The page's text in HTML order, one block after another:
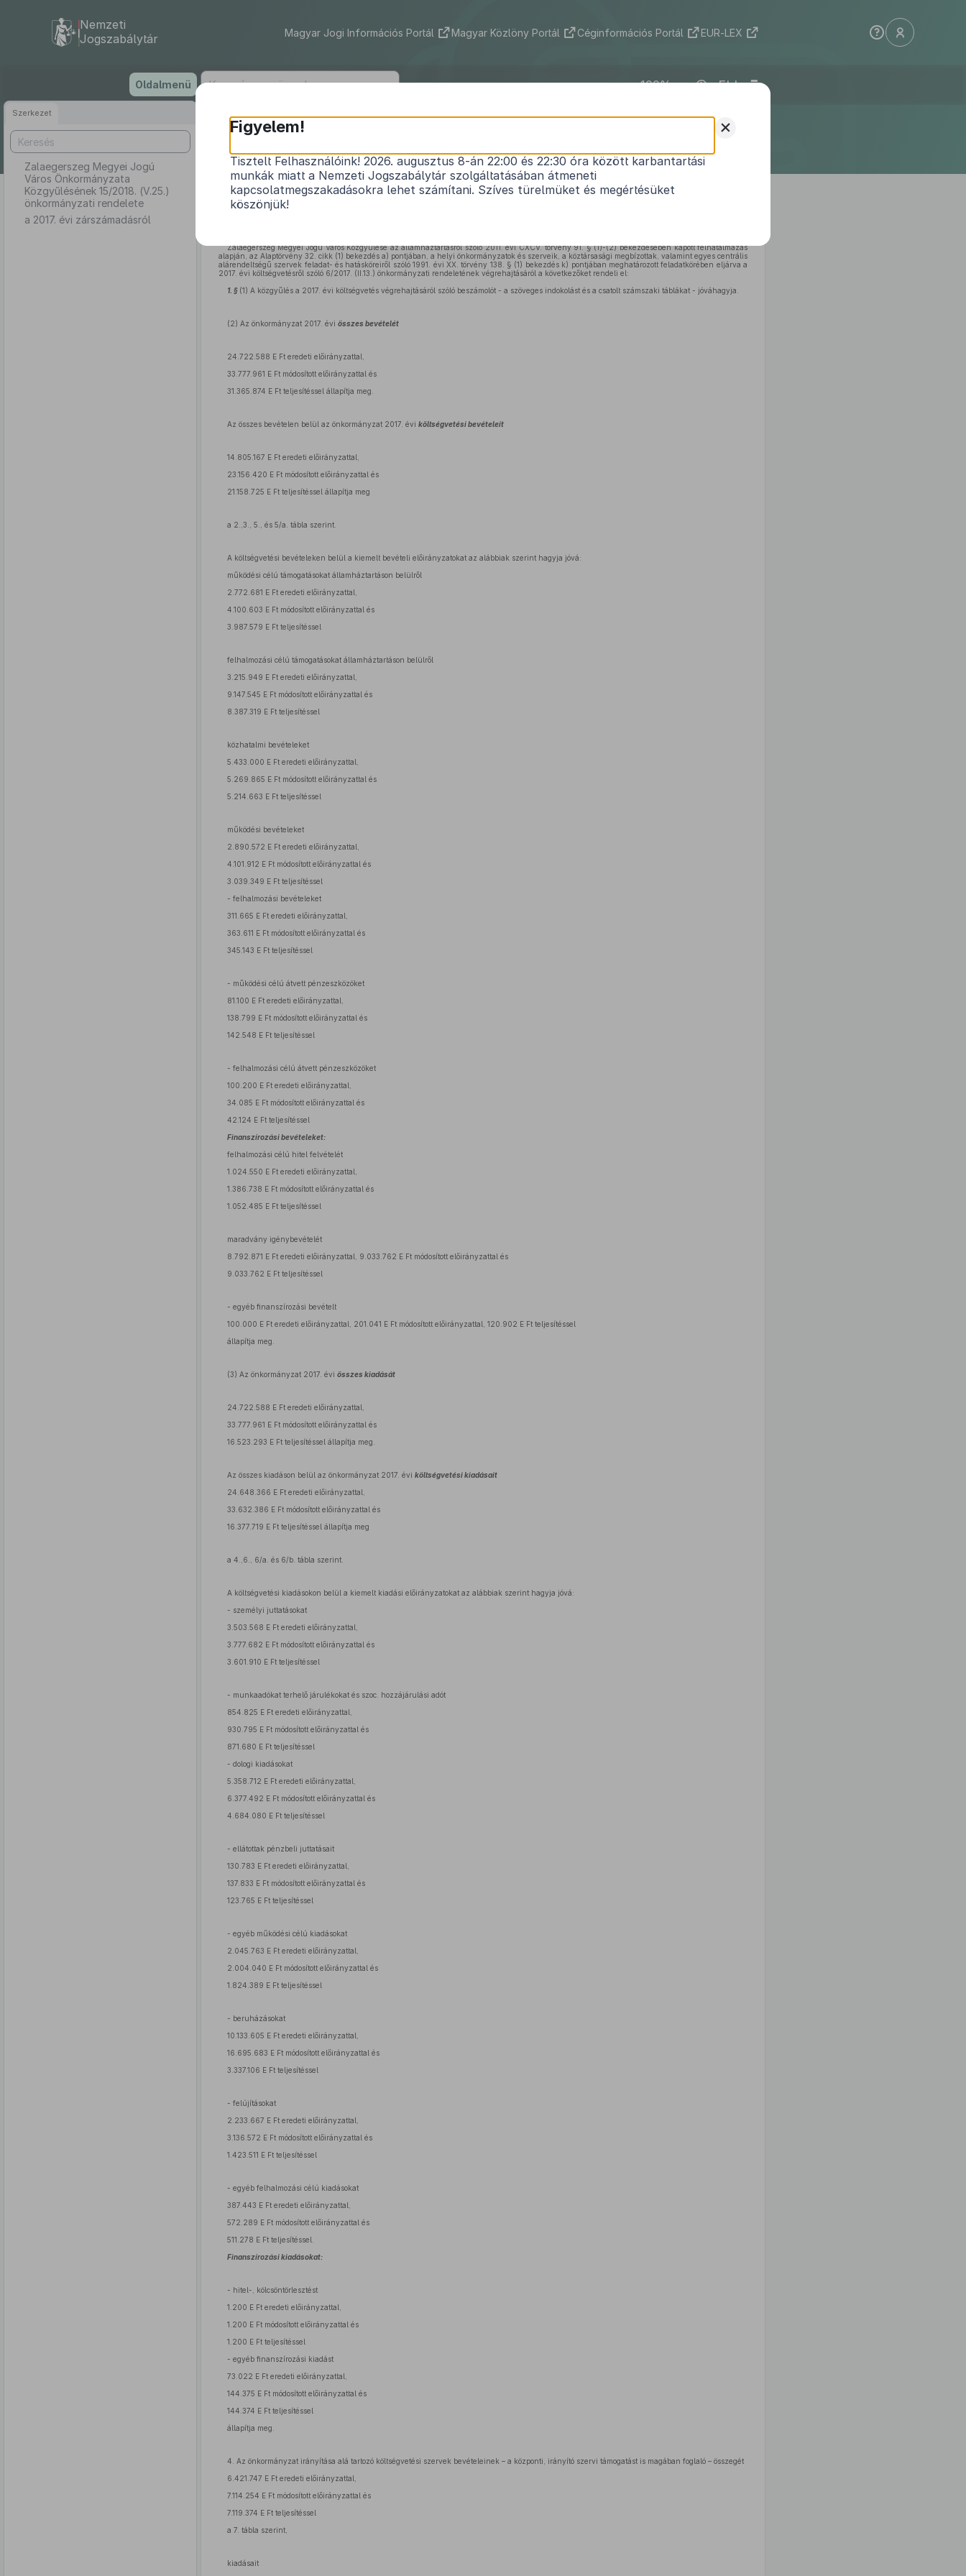
tartalomra
Nemzeti
Jogszabálytár
Magyar Jogi Információs Portál Magyar Közlöny Portál Céginformációs Portál EUR-LEX
Oldalmenü ELI
Szerkezet
Zalaegerszeg Megyei Jogú
Város Önkormányzata
Közgyűlésének 15/2018. (V.25.)
önkormányzati rendelete
a 2017. évi zárszámadásról
Zalaegerszeg Önkormányzat Képviselő-testületének
a 2017. évi zárszámadásról szóló
Zalaegerszeg Megyei Jogú Város Közgyűlése az államháztartásról szóló 2011. évi CXCV. törvény 91. § (1)-(2) bekezdésében kapott felhatalmazás
alapján, az Alaptörvény 32. cikk (1) bekezdés a) pontjában, a helyi önkormányzatok és szerveik, a köztársasági megbízottak, valamint egyes centrális
alárendeltségű szervek feladat- és hatásköreiről szóló 1991. évi XX. törvény 138. § (1) bekezdés k) pontjában meghatározott feladatkörében eljárva a
2017. évi költségvetésről szóló 6/2017. (II.13.) önkormányzati rendeletének végrehajtásáról a következőket rendeli el:
1. § (1) A közgyűlés a 2017. évi költségvetés végrehajtásáról szóló beszámolót - a szöveges indokolást és a csatolt számszaki táblákat - jóváhagyja.
(2) Az önkormányzat 2017. évi összes bevételét
24.722.588 E Ft eredeti előirányzattal,
33.777.961 E Ft módosított előirányzattal és
31.365.874 E Ft teljesítéssel állapítja meg.
Az összes bevételen belül az önkormányzat 2017. évi költségvetési bevételeit
14.805.167 E Ft eredeti előirányzattal,
23.156.420 E Ft módosított előirányzattal és
21.158.725 E Ft teljesítéssel állapítja meg
a 2.,3., 5., és 5/a. tábla szerint.
A költségvetési bevételeken belül a kiemelt bevételi előirányzatokat az alábbiak szerint hagyja jóvá:
működési célú támogatásokat államháztartáson belülről
2.772.681 E Ft eredeti előirányzattal,
4.100.603 E Ft módosított előirányzattal és
3.987.579 E Ft teljesítéssel
felhalmozási célú támogatásokat államháztartáson belülről
3.215.949 E Ft eredeti előirányzattal,
9.147.545 E Ft módosított előirányzattal és
8.387.319 E Ft teljesítéssel
közhatalmi bevételeket
5.433.000 E Ft eredeti előirányzattal,
5.269.865 E Ft módosított előirányzattal és
5.214.663 E Ft teljesítéssel
működési bevételeket
2.890.572 E Ft eredeti előirányzattal,
4.101.912 E Ft módosított előirányzattal és
3.039.349 E Ft teljesítéssel
- felhalmozási bevételeket
311.665 E Ft eredeti előirányzattal,
363.611 E Ft módosított előirányzattal és
345.143 E Ft teljesítéssel
- működési célú átvett pénzeszközöket
81.100 E Ft eredeti előirányzattal,
138.799 E Ft módosított előirányzattal és
142.548 E Ft teljesítéssel
- felhalmozási célú átvett pénzeszközöket
100.200 E Ft eredeti előirányzattal,
34.085 E Ft módosított előirányzattal és
42.124 E Ft teljesítéssel
Finanszírozási bevételeket:
felhalmozási célú hitel felvételét
1.024.550 E Ft eredeti előirányzattal,
1.386.738 E Ft módosított előirányzattal és
1.052.485 E Ft teljesítéssel
maradvány igénybevételét
8.792.871 E Ft eredeti előirányzattal, 9.033.762 E Ft módosított előirányzattal és
9.033.762 E Ft teljesítéssel
- egyéb finanszírozási bevételt
100.000 E Ft eredeti előirányzattal, 201.041 E Ft módosított előirányzattal, 120.902 E Ft teljesítéssel
állapítja meg.
(3) Az önkormányzat 2017. évi összes kiadását
24.722.588 E Ft eredeti előirányzattal,
33.777.961 E Ft módosított előirányzattal és
16.523.293 E Ft teljesítéssel állapítja meg.
Az összes kiadáson belül az önkormányzat 2017. évi költségvetési kiadásait
24.648.366 E Ft eredeti előirányzattal,
33.632.386 E Ft módosított előirányzattal és
16.377.719 E Ft teljesítéssel állapítja meg
a 4.,6., 6/a. és 6/b. tábla szerint.
A költségvetési kiadásokon belül a kiemelt kiadási előirányzatokat az alábbiak szerint hagyja jóvá:
- személyi juttatásokat
3.503.568 E Ft eredeti előirányzattal,
3.777.682 E Ft módosított előirányzattal és
3.601.910 E Ft teljesítéssel
- munkaadókat terhelő járulékokat és szoc. hozzájárulási adót
854.825 E Ft eredeti előirányzattal,
930.795 E Ft módosított előirányzattal és
871.680 E Ft teljesítéssel
- dologi kiadásokat
5.358.712 E Ft eredeti előirányzattal,
6.377.492 E Ft módosított előirányzattal és
4.684.080 E Ft teljesítéssel
- ellátottak pénzbeli juttatásait
130.783 E Ft eredeti előirányzattal,
137.833 E Ft módosított előirányzattal és
123.765 E Ft teljesítéssel
- egyéb működési célú kiadásokat
2.045.763 E Ft eredeti előirányzattal,
2.004.040 E Ft módosított előirányzattal és
1.824.389 E Ft teljesítéssel
- beruházásokat
10.133.605 E Ft eredeti előirányzattal,
16.695.683 E Ft módosított előirányzattal és
3.337.106 E Ft teljesítéssel
- felújításokat
2.233.667 E Ft eredeti előirányzattal,
3.136.572 E Ft módosított előirányzattal és
1.423.511 E Ft teljesítéssel
- egyéb felhalmozási célú kiadásokat
387.443 E Ft eredeti előirányzattal,
572.289 E Ft módosított előirányzattal és
511.278 E Ft teljesítéssel.
Finanszírozási kiadásokat:
- hitel-, kölcsöntörlesztést
1.200 E Ft eredeti előirányzattal,
1.200 E Ft módosított előirányzattal és
1.200 E Ft teljesítéssel
- egyéb finanszírozási kiadást
73.022 E Ft eredeti előirányzattal,
144.375 E Ft módosított előirányzattal és
144.374 E Ft teljesítéssel
állapítja meg.
4. Az önkormányzat irányítása alá tartozó költségvetési szervek bevételeinek – a központi, irányító szervi támogatást is magában foglaló – összegét
6.421.747 E Ft eredeti előirányzattal,
7.114.254 E Ft módosított előirányzattal és
7.119.374 E Ft teljesítéssel
a 7. tábla szerint,
kiadásait
+
Figyelem!
Tisztelt Felhasználóink! 2026. augusztus 8-án 22:00 és 22:30 óra között karbantartási
munkák miatt a Nemzeti Jogszabálytár szolgáltatásában átmeneti
kapcsolatmegszakadásokra lehet számítani. Szíves türelmüket és megértésüket
köszönjük!